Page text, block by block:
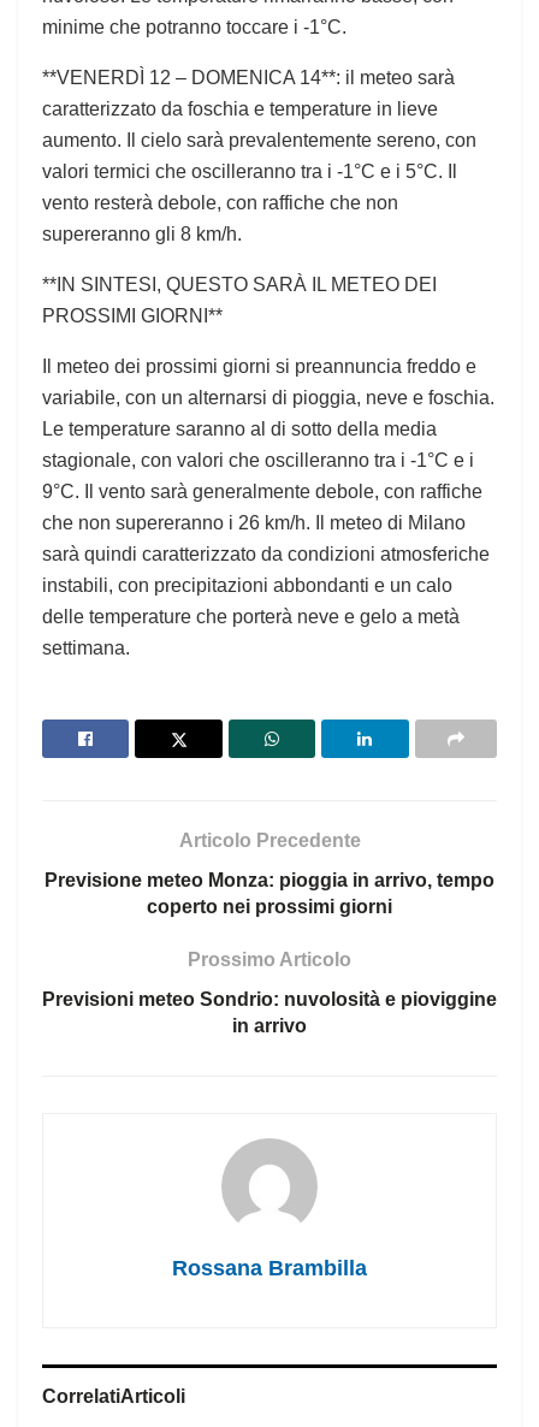
minime che potranno toccare i -1°C.
**VENERDÌ 12 – DOMENICA 14**: il meteo sarà
caratterizzato da foschia e temperature in lieve
aumento. Il cielo sarà prevalentemente sereno, con
valori termici che oscilleranno tra i -1°C e i 5°C. Il
vento resterà debole, con raffiche che non
supereranno gli 8 km/h.
**IN SINTESI, QUESTO SARÀ IL METEO DEI
PROSSIMI GIORNI**
Il meteo dei prossimi giorni si preannuncia freddo e
variabile, con un alternarsi di pioggia, neve e foschia.
Le temperature saranno al di sotto della media
stagionale, con valori che oscilleranno tra i -1°C e i
9°C. Il vento sarà generalmente debole, con raffiche
che non supereranno i 26 km/h. Il meteo di Milano
sarà quindi caratterizzato da condizioni atmosferiche
instabili, con precipitazioni abbondanti e un calo
delle temperature che porterà neve e gelo a metà
settimana.
Articolo Precedente
Previsione meteo Monza: pioggia in arrivo, tempo
coperto nei prossimi giorni
Prossimo Articolo
Previsioni meteo Sondrio: nuvolosità e pioviggine
in arrivo
Rossana Brambilla
CorrelatiArticoli